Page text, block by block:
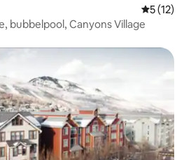
5 av 5 i
5 (12)
bubbelpool, Canyons Village